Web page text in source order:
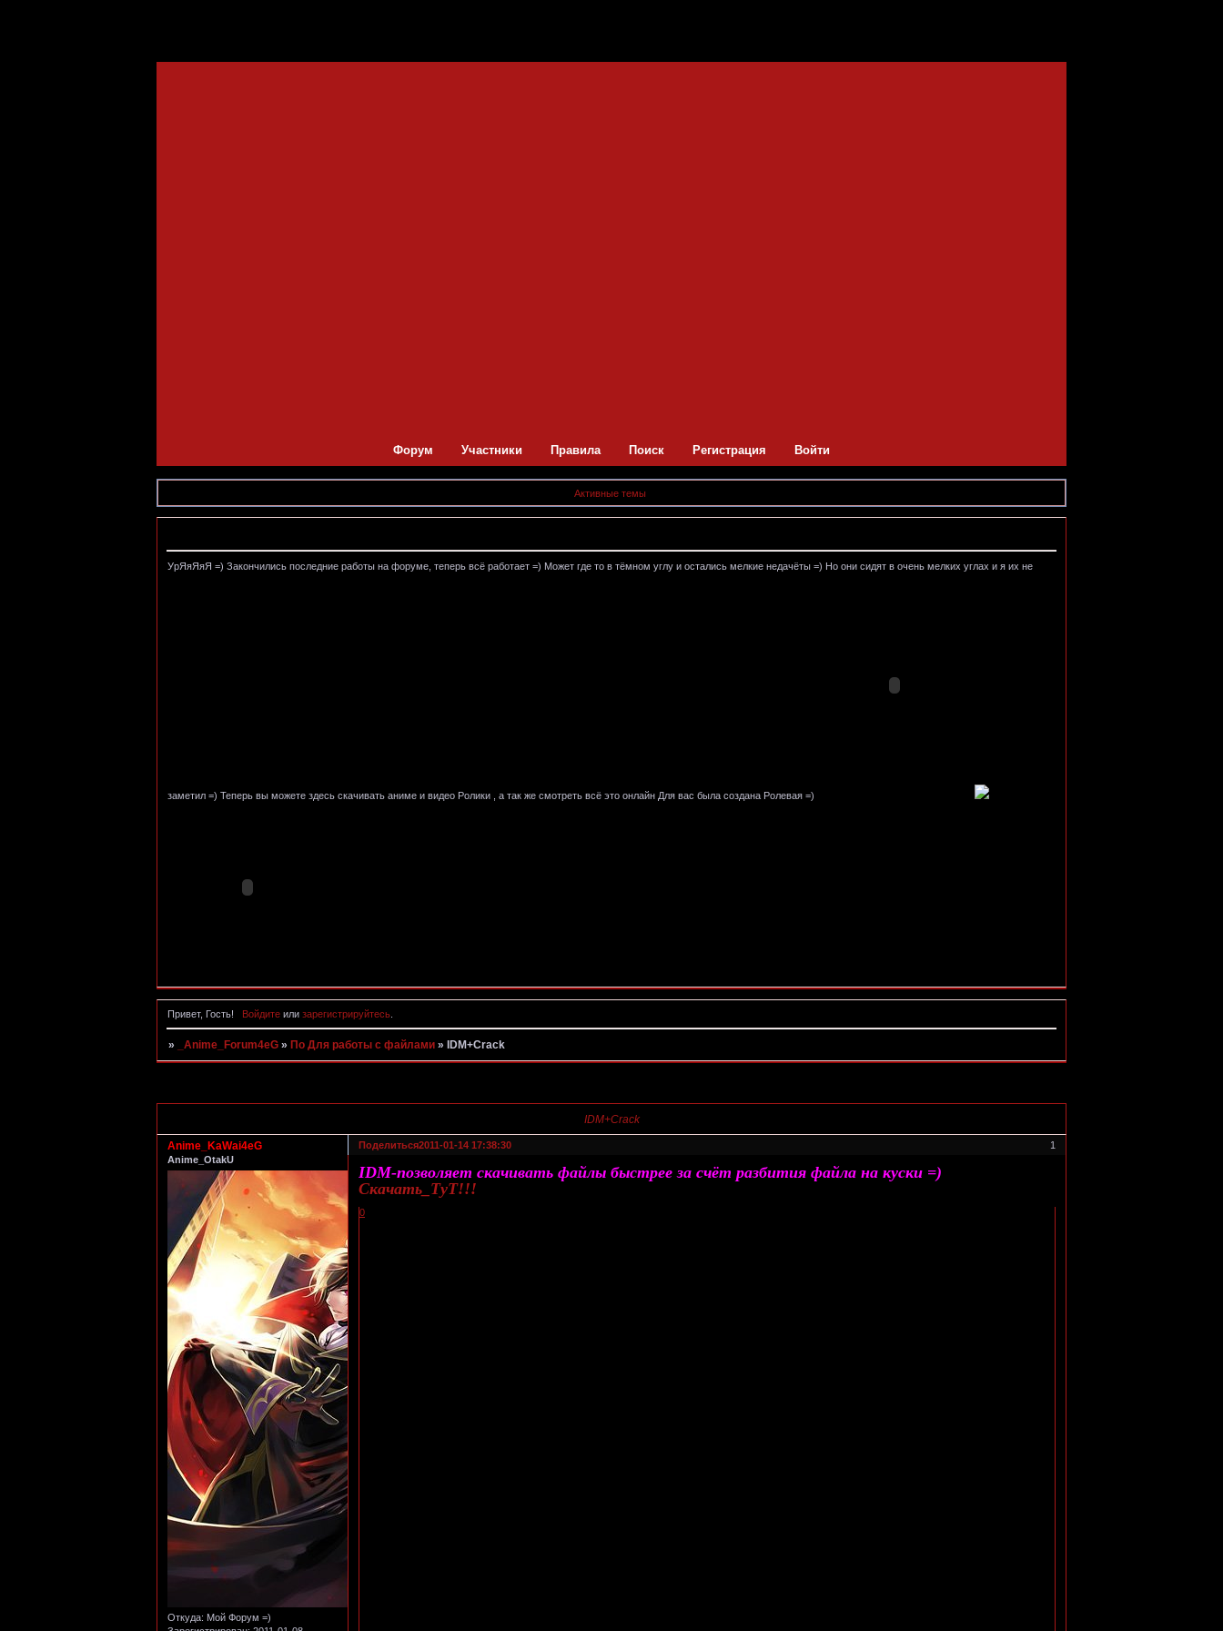
Форум Участники Правила Поиск Регистрация Войти
Активные темы
УрЯяЯяЯ =) Закончились последние работы на форуме, теперь всё работает =) Может где то в тёмном углу и остались мелкие недачёты =) Но они сидят в очень мелких углах и я их не
заметил =) Теперь вы можете здесь скачивать аниме и видео Ролики , а так же смотреть всё это онлайн Для вас была создана Ролевая =)
Привет, Гость! Войдитеили зарегистрируйтесь.
» _Anime_Forum4eG »По Для работы с файлами »IDM+Crack
IDM+Crack
Поделиться 1
2011-01-14 17:38:30
Anime_KaWai4eG
Anime_OtakU
Откуда: Мой Форум =)
IDM-позволяет скачивать файлы быстрее за счёт разбития файла на куски =)
Скачать_ТуТ!!!
0